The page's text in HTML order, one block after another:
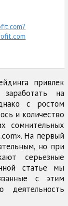
привлек
на
с ростом
и количество
сомнительных
На первый
но при
серьезные
статье мы
с этим